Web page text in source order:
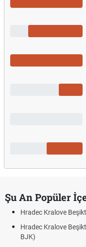
Şu An Popüler
Hradec Kralove
Hradec Kralove
BJK)